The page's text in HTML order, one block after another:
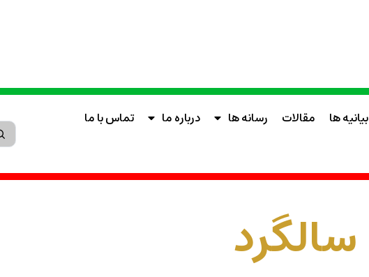
بیانیه ها مقالات رسانه ها درباره ما
تماس با ما
سالگرد